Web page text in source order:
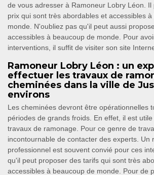
de vous adresser à Ramoneur Lobry Léon.
prix qui sont très abordables et accessibles
monde. N'oubliez pas qu'il peut aussi
accessibles à beaucoup de monde. Pour
interventions, il suffit de visiter son site
Ramoneur Lobry Léon : un
effectuer les travaux de
cheminées dans la ville de
environs
Les cheminées devront être opérationnelles
périodes de grands froids. En effet, il est
travaux de ramonage. Pour ce genre de
incontournable de contacter des experts. Un
professionnel est souvent convié pour ces
qu'il peut proposer des tarifs qui sont très
accessibles à beaucoup de monde. Pour de